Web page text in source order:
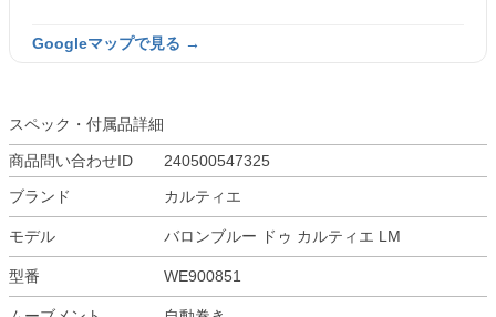
Googleマップで見る →
スペック・付属品詳細
商品問い合わせID
240500547325
ブランド
カルティエ
モデル バロンブルー ドゥ カルティエ LM
型番 WE900851